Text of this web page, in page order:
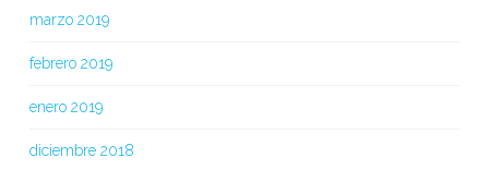
marzo 2019
febrero 2019
enero 2019
diciembre 2018